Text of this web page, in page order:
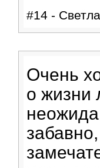
#14 -
Очень
о жизни